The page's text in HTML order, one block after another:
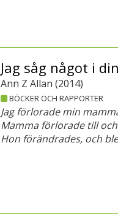
Jag såg något i
Ann Z Allan (2014)
BÖCKER OCH RAPPORTER
Jag förlorade min
Mamma förlorade till
Hon förändrades, och